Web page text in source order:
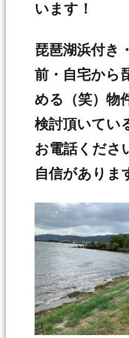
います！
琵琶湖浜付き
前・自宅から
める（笑）物
検討頂いてい
お電話くださ
自信がありま